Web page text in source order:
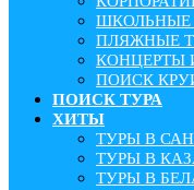
ШКОЛЬНЫЕ
ПЛЯЖНЫЕ
КОНЦЕРТЫ
ПОИСК
ПОИСК ТУРА
ХИТЫ
ТУРЫ В
ТУРЫ В
ТУРЫ В